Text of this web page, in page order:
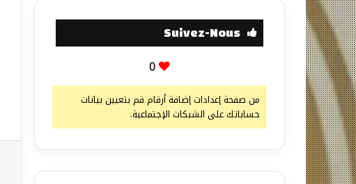
Suivez-Nous
0
من صفحة إعدادات إضافة أرقام قم بتعيين بيانات
حساباتك على الشبكات الإجتماعية.